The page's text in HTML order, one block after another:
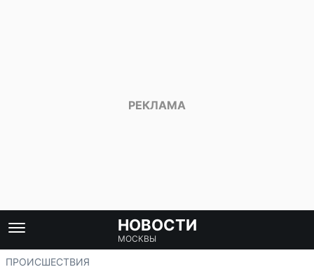
НОВОСТИ
МОСКВЫ
ПРОИСШЕСТВИЯ